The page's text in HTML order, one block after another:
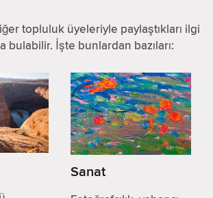
topluluk üyeleriyle paylaştıkları ilgi
bulabilir. İşte bunlardan bazıları:
Sanat